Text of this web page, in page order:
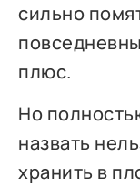
сильно
плюс.
Но
назвать
хранить в